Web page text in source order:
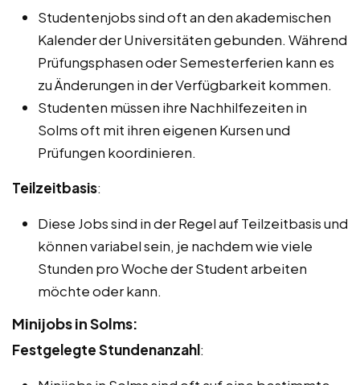
Studentenjobs sind oft an den akademischen
Kalender der Universitäten gebunden. Während
Prüfungsphasen oder Semesterferien kann es
zu Änderungen in der Verfügbarkeit kommen.
Studenten müssen ihre Nachhilfezeiten in
Solms oft mit ihren eigenen Kursen und
Prüfungen koordinieren.
Teilzeitbasis:
Diese Jobs sind in der Regel auf Teilzeitbasis und
können variabel sein, je nachdem wie viele
Stunden pro Woche der Student arbeiten
möchte oder kann.
Minijobs in Solms:
Festgelegte Stundenanzahl: